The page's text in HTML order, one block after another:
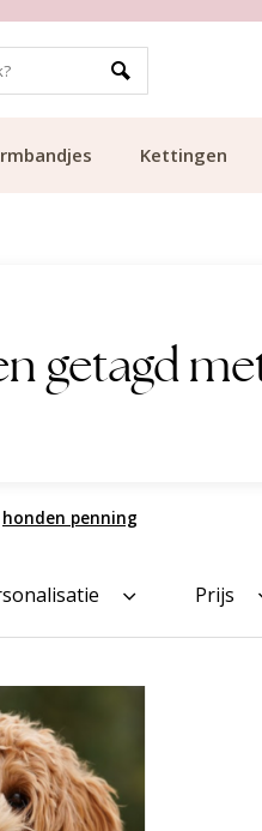
Kettingen
getagd
honden penning
Prijs